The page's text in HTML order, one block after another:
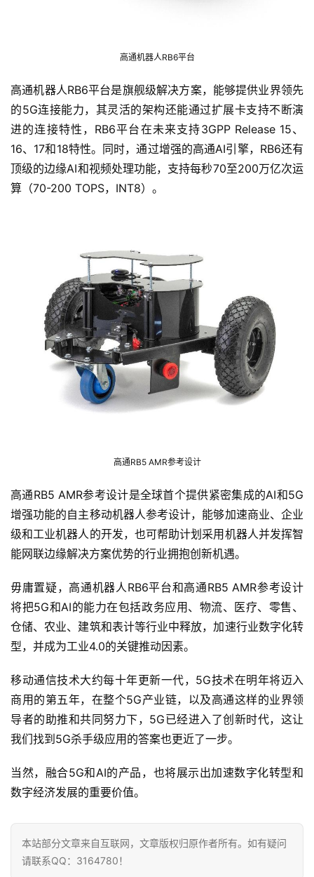
高通机器人RB6平台
高通机器人RB6平台是旗舰级解决方案，能够提供业界领先
的5G连接能力，其灵活的架构还能通过扩展卡支持不断演
进的连接特性，RB6平台在未来支持3GPP Release 15、
16、17和18特性。同时，通过增强的高通AI引擎，RB6还有
顶级的边缘AI和视频处理功能，支持每秒70至200万亿次运
算（70-200 TOPS，INT8）。
高通RB5 AMR参考设计
高通RB5 AMR参考设计是全球首个提供紧密集成的AI和5G
增强功能的自主移动机器人参考设计，能够加速商业、企业
级和工业机器人的开发，也可帮助计划采用机器人并发挥智
能网联边缘解决方案优势的行业拥抱创新机遇。
毋庸置疑，高通机器人RB6平台和高通RB5 AMR参考设计
将把5G和AI的能力在包括政务应用、物流、医疗、零售、
仓储、农业、建筑和表计等行业中释放，加速行业数字化转
型，并成为工业4.0的关键推动因素。
移动通信技术大约每十年更新一代，5G技术在明年将迈入
商用的第五年，在整个5G产业链，以及高通这样的业界领
导者的助推和共同努力下，5G已经进入了创新时代，这让
我们找到5G杀手级应用的答案也更近了一步。
当然，融合5G和AI的产品，也将展示出加速数字化转型和
数字经济发展的重要价值。
本站部分文章来自互联网，文章版权归原作者所有。如有疑问
请联系QQ：3164780！